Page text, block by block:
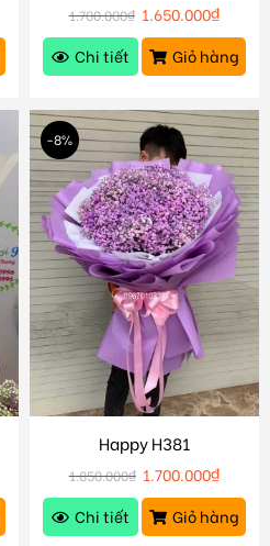
1.700.000₫ 1.650.000₫
Chi tiết
Giỏ hàng
-8%
Happy H381
1.850.000₫ 1.700.000₫
Chi tiết
Giỏ hàng